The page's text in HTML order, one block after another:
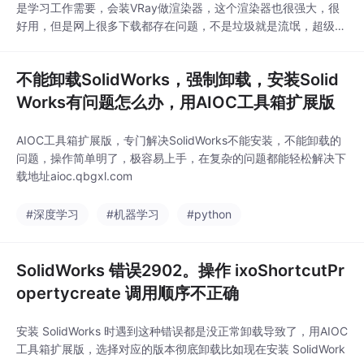
是学习工作需要，会装VRay做渲染器，这个渲染器也很强大，很
好用，但是网上很多下载都存在问题，不是垃圾就是流氓，超级麻
题，同时还会收集一些教程，辅助大家学习。插件管理软件界面依
旧简洁明了，收费和免费项目都会显示，收费
不能卸载SolidWorks，强制卸载，安装Solid
Works有问题怎么办，用AIOC工具箱扩展版
AIOC工具箱扩展版，专门解决SolidWorks不能安装，不能卸载的
问题，操作简单明了，极容易上手，在复杂的问题都能轻松解决下
载地址aioc.qbgxl.com
#深度学习 #机器学习 #python
SolidWorks 错误2902。操作 ixoShortcutPr
opertycreate 调用顺序不正确
安装 SolidWorks 时遇到这种错误都是没正常卸载导致了，用AIOC
工具箱扩展版，选择对应的版本彻底卸载比如现在安装 SolidWork